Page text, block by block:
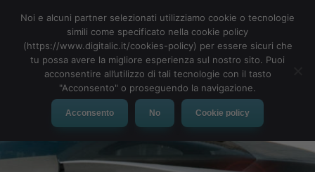
Noi e alcuni partner selezionati utilizziamo cookie o tecnologie
simili come specificato nella cookie policy
(https://www.digitalic.it/cookies-policy) per essere sicuri che
tu possa avere la migliore esperienza sul nostro sito. Puoi
acconsentire all’utilizzo di tali tecnologie con il tasto
"Acconsento" o proseguendo la navigazione.
Acconsento No Cookie policy